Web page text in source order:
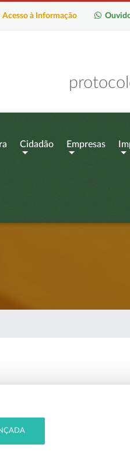
à Informação
Cidadão Empresas